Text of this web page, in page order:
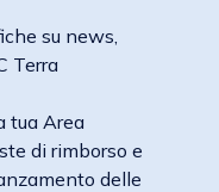
su news,
Terra
tua Area
di rimborso e
delle